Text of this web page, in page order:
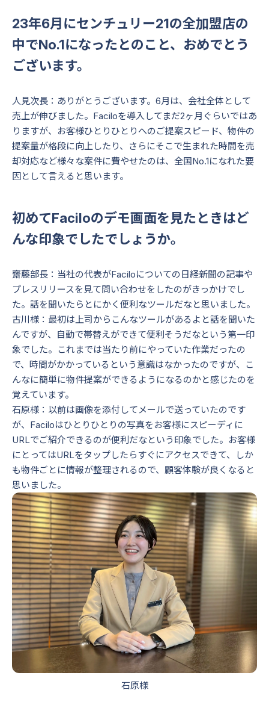
23年6月にセンチュリー21の全加盟店の
中でNo.1になったとのこと、おめでとう
ございます。
人見次長：ありがとうございます。6月は、会社全体として
売上が伸びました。Faciloを導入してまだ2ヶ月ぐらいではあ
りますが、お客様ひとりひとりへのご提案スピード、物件の
提案量が格段に向上したり、さらにそこで生まれた時間を売
却対応など様々な案件に費やせたのは、全国No.1になれた要
因として言えると思います。
初めてFaciloのデモ画面を見たときはど
んな印象でしたでしょうか。
齋藤部長：当社の代表がFaciloについての日経新聞の記事や
プレスリリースを見て問い合わせをしたのがきっかけでし
た。話を聞いたらとにかく便利なツールだなと思いました。
古川様：最初は上司からこんなツールがあるよと話を聞いた
んですが、自動で帯替えができて便利そうだなという第一印
象でした。これまでは当たり前にやっていた作業だったの
で、時間がかかっているという意識はなかったのですが、こ
んなに簡単に物件提案ができるようになるのかと感じたのを
覚えています。
石原様：以前は画像を添付してメールで送っていたのです
が、Faciloはひとりひとりの写真をお客様にスピーディに
URLでご紹介できるのが便利だなという印象でした。お客様
にとってはURLをタップしたらすぐにアクセスできて、しか
も物件ごとに情報が整理されるので、顧客体験が良くなると
思いました。
石原様